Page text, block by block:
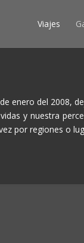
Viajes
enero del 2008,
y nuestra
por regiones o